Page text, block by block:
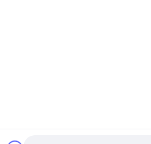
©2026- Chengdu Lambor Instrument